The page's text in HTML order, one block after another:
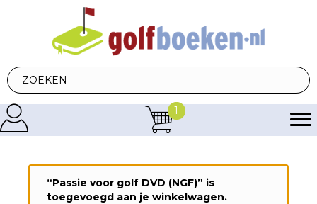
1
“Passie voor golf DVD (NGF)” is
toegevoegd aan je winkelwagen.